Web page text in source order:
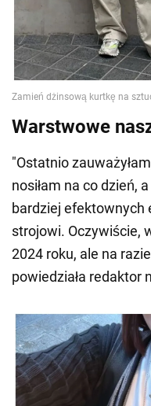
Warstwowe
"Ostatnio
nosiłam na co dzień,
bardziej efektownych
strojowi. Oczywiście,
2024 roku, ale na
powiedziała redaktor